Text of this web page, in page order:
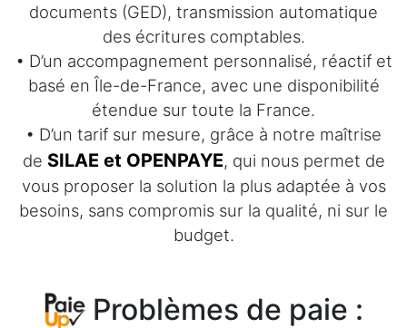
documents (GED), transmission automatique
des écritures comptables.
• D’un accompagnement personnalisé, réactif et
basé en Île-de-France, avec une disponibilité
étendue sur toute la France.
• D’un tarif sur mesure, grâce à notre maîtrise
de SILAE et OPENPAYE, qui nous permet de
vous proposer la solution la plus adaptée à vos
besoins, sans compromis sur la qualité, ni sur le
budget.
Problèmes de paie :